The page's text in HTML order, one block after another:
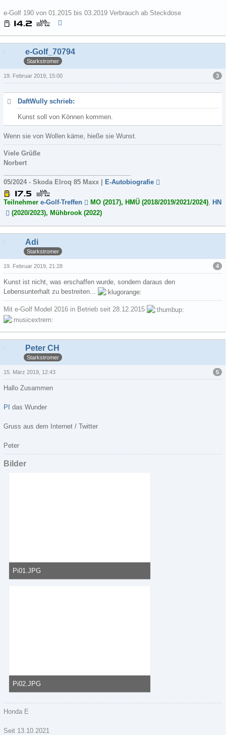
e-Golf 190 von 01.2015 bis 03.2019 Verbrauch ab Steckdose
e-Golf_70794
Starkstromer
3
19. Februar 2019, 15:00
DaftWully schrieb:
Kunst soll von Können kommen.
Wenn sie von Wollen käme, hieße sie Wunst.
Viele Grüße
Norbert
05/2024 - Skoda Elroq 85 Maxx |
E-Autobiografie
Teilnehmer e-Golf-Treffen MO (2017), HMÜ (2018/2019/2021/2024), HN
(2020/2023), Mühbrook (2022)
Adi
Starkstromer
4
19. Februar 2019, 21:28
Kunst ist nicht, was erschaffen wurde, sondern daraus den
Lebensunterhalt zu bestreiten...
Mit e-Golf Model 2016 in Betrieb seit 28.12.2015
Peter CH
Starkstromer
5
15. März 2019, 12:43
Hallo Zusammen
PI das Wunder
Gruss aus dem Internet / Twitter
Peter
Bilder
Pi01.JPG
45,21 kB, 792×600, 59 mal angesehen
Pi02.JPG
43,53 kB, 489×427, 65 mal angesehen
Honda E
Seit 13.10.2021